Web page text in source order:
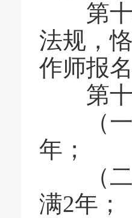
第十
法规，
作师报
第十
（一
年；
（二
满2年；